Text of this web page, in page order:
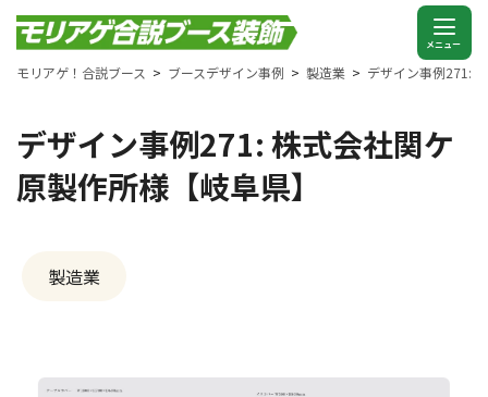
モリアゲ！合説ブース ブースデザイン事例 製造業 デザイン事例271:
デザイン事例271: 株式会社関ケ
原製作所様【岐阜県】
製造業